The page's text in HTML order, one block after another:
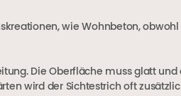
wie Wohnbeton,
Die Oberfläche muss glatt und
wird der Sichtestrich oft